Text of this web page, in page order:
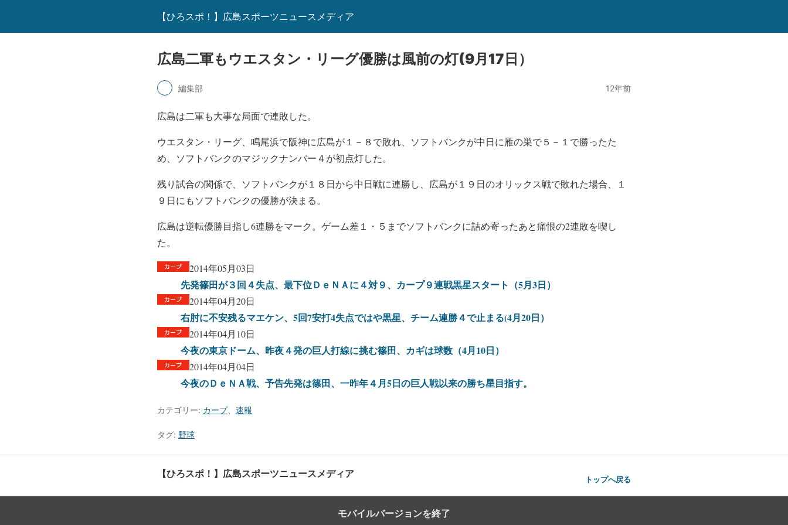
【ひろスポ！】広島スポーツニュースメディア
広島二軍もウエスタン・リーグ優勝は風前の灯(9月17日）
編集部 12年前
広島は二軍も大事な局面で連敗した。
ウエスタン・リーグ、鳴尾浜で阪神に広島が１－８で敗れ、ソフトバンクが中日に雁の巣で５－１で勝ったた
め、ソフトバンクのマジックナンバー４が初点灯した。
残り試合の関係で、ソフトバンクが１８日から中日戦に連勝し、広島が１９日のオリックス戦で敗れた場合、１
９日にもソフトバンクの優勝が決まる。
広島は逆転優勝目指し6連勝をマーク。ゲーム差１・５までソフトバンクに詰め寄ったあと痛恨の2連敗を喫し
た。
2014年05月03日
先発篠田が３回４失点、最下位ＤｅＮＡに４対９、カープ９連戦黒星スタート（5月3日）
2014年04月20日
右肘に不安残るマエケン、5回7安打4失点ではや黒星、チーム連勝４で止まる(4月20日）
2014年04月10日
今夜の東京ドーム、昨夜４発の巨人打線に挑む篠田、カギは球数（4月10日）
2014年04月04日
今夜のＤｅＮＡ戦、予告先発は篠田、一昨年４月5日の巨人戦以来の勝ち星目指す。
カテゴリー: カープ、 速報
タグ: 野球
【ひろスポ！】広島スポーツニュースメディア トップへ戻る
モバイルバージョンを終了